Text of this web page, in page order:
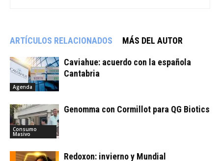
ARTÍCULOS RELACIONADOS MÁS DEL AUTOR
Agenda
Caviahue: acuerdo con la española
Cantabria
Consumo
Masivo
Genomma con Cormillot para QG Biotics
Redoxon: invierno y Mundial